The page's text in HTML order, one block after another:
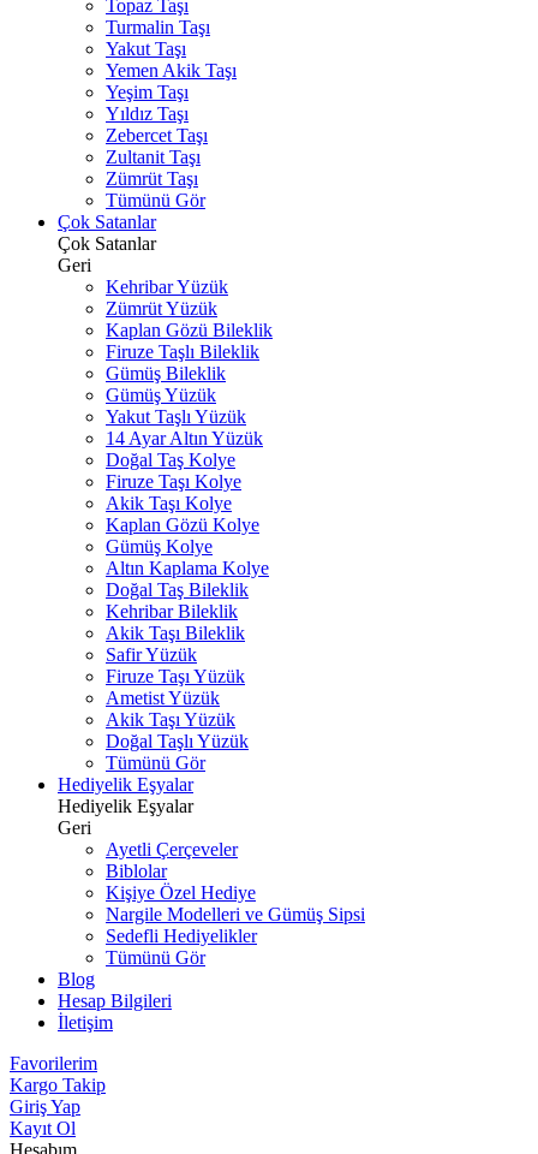
Topaz Taşı
Turmalin Taşı
Yakut Taşı
Yemen Akik Taşı
Yeşim Taşı
Yıldız Taşı
Zebercet Taşı
Zultanit Taşı
Zümrüt Taşı
Tümünü Gör
Çok Satanlar
Çok Satanlar
Geri
Kehribar Yüzük
Zümrüt Yüzük
Kaplan Gözü Bileklik
Firuze Taşlı Bileklik
Gümüş Bileklik
Gümüş Yüzük
Yakut Taşlı Yüzük
14 Ayar Altın Yüzük
Doğal Taş Kolye
Firuze Taşı Kolye
Akik Taşı Kolye
Kaplan Gözü Kolye
Gümüş Kolye
Altın Kaplama Kolye
Doğal Taş Bileklik
Kehribar Bileklik
Akik Taşı Bileklik
Safir Yüzük
Firuze Taşı Yüzük
Ametist Yüzük
Akik Taşı Yüzük
Doğal Taşlı Yüzük
Tümünü Gör
Hediyelik Eşyalar
Hediyelik Eşyalar
Geri
Ayetli Çerçeveler
Biblolar
Kişiye Özel Hediye
Nargile Modelleri ve Gümüş Sipsi
Sedefli Hediyelikler
Tümünü Gör
Blog
Hesap Bilgileri
İletişim
Favorilerim
Kargo Takip
Giriş Yap
Kayıt Ol
Hesabım